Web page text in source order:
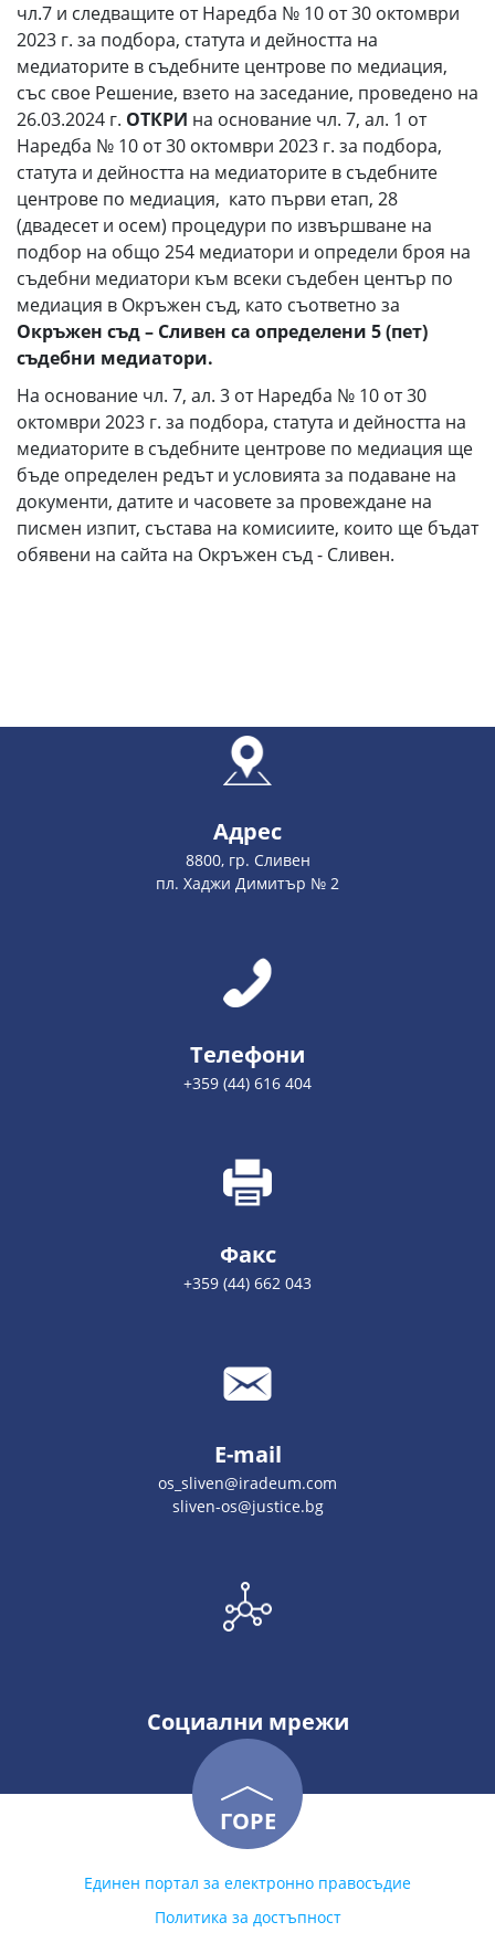
чл.7 и следващите от Наредба № 10 от 30 октомври
2023 г. за подбора, статута и дейността на
медиаторите в съдебните центрове по медиация,
със свое Решение, взето на заседание, проведено на
26.03.2024 г. ОТКРИ на основание чл. 7, ал. 1 от
Наредба № 10 от 30 октомври 2023 г. за подбора,
статута и дейността на медиаторите в съдебните
центрове по медиация, като първи етап, 28
(двадесет и осем) процедури по извършване на
подбор на общо 254 медиатори и определи броя на
съдебни медиатори към всеки съдебен център по
медиация в Окръжен съд, като съответно за
Окръжен съд – Сливен са определени 5 (пет)
съдебни медиатори.
На основание чл. 7, ал. 3 от Наредба № 10 от 30
октомври 2023 г. за подбора, статута и дейността на
медиаторите в съдебните центрове по медиация ще
бъде определен редът и условията за подаване на
документи, датите и часовете за провеждане на
писмен изпит, състава на комисиите, които ще бъдат
обявени на сайта на Окръжен съд - Сливен.
Адрес
8800, гр. Сливен
пл. Хаджи Димитър № 2
Телефони
+359 (44) 616 404
Факс
+359 (44) 662 043
E-mail
os_sliven@iradeum.com
sliven-os@justice.bg
Социални мрежи
ГОРЕ
Единен портал за електронно правосъдие
Политика за достъпност